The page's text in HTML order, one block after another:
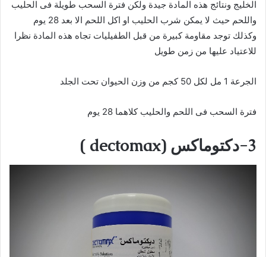
الخليج ونتائج هذه المادة جيدة ولكن فترة السحب طويلة فى الحليب
واللحم حيث لا يمكن شرب الحليب او اكل اللحم الا بعد 28 يوم
وكذلك توجد مقاومة كبيرة من قبل الطفيليات تجاه هذه المادة نظرا
للاعتياد عليها من زمن طويل
الجرعة 1 مل لكل 50 كجم من وزن ا لحيوان تحت الجلد
فترة السحب فى اللحم والحليب كلاهما 28 يوم
3-دكتوماكس (
dectomax
)